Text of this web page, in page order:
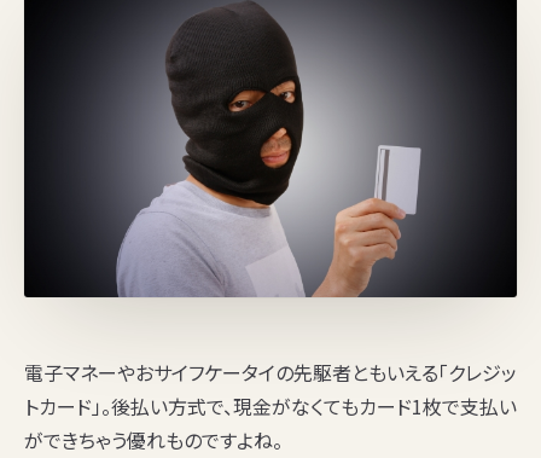
電子マネーやおサイフケータイの先駆者ともいえる「クレジッ
トカード」。後払い方式で、現金がなくてもカード1枚で支払い
ができちゃう優れものですよね。